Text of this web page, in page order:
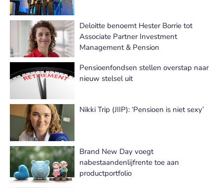
Deloitte benoemt Hester Borrie tot
Associate Partner Investment
Management & Pension
Pensioenfondsen stellen overstap naar
nieuw stelsel uit
Nikki Trip (JIIP): ‘Pensioen is niet sexy’
Brand New Day voegt
nabestaandenlijfrente toe aan
productportfolio